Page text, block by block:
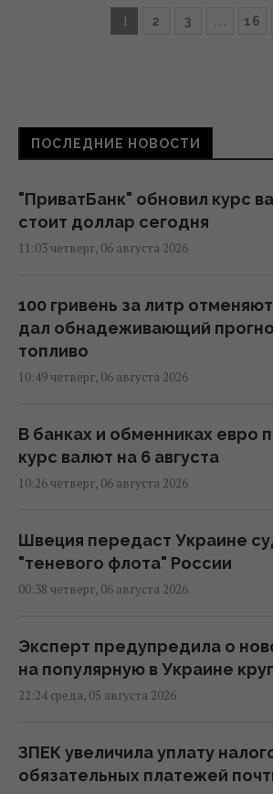
1 2 3 … 16
ПОСЛЕДНИЕ НОВОСТИ
"ПриватБанк" обновил курс
стоит доллар сегодня
11:03 четверг, 06 августа 2026
100 гривень за литр
дал обнадеживающий
топливо
10:49 четверг, 06 августа 2026
В банках и обменниках евро
курс валют на 6 августа
10:26 четверг, 06 августа 2026
Швеция передаст Украине
"теневого флота" России
00:38 четверг, 06 августа 2026
Эксперт предупредила о
на популярную в Украине
22:24 среда, 05 августа 2026
ЗПЕК увеличила уплату
обязательных платежей